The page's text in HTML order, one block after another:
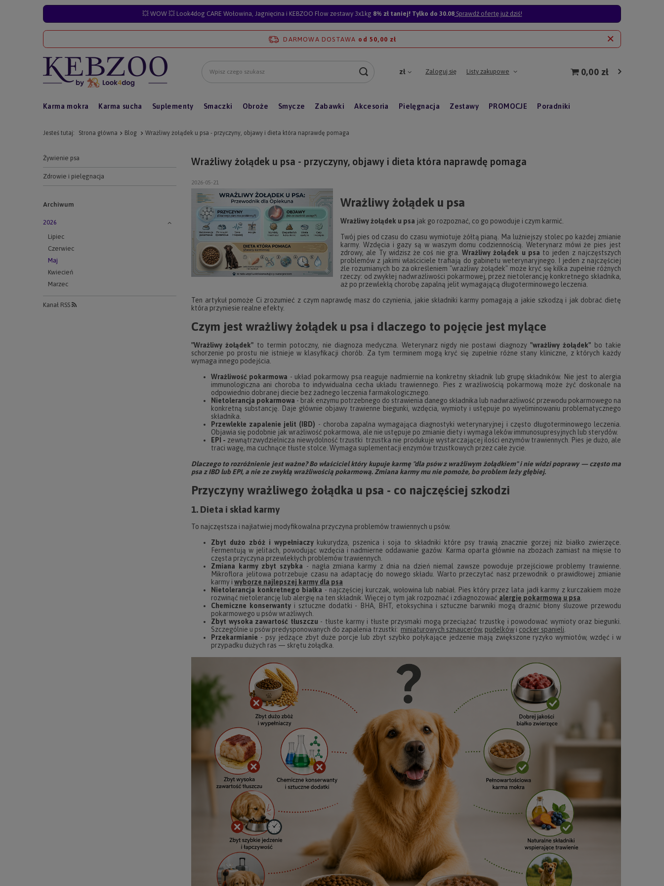
💥 WOW 💥 Look4dog CARE Wołowina, Jagnięcina i KEBZOO Flow zestawy 3x1kg 8% zł taniej! Tylko do 30.08Sprawdź ofertę już dziś!
DARMOWA DOSTAWA od 50,00 zł
zł Zaloguj się Listy zakupowe 0,00 zł
Karma mokra Karma sucha Suplementy Smaczki Obroże Smycze Zabawki Akcesoria Pielęgnacja Zestawy PROMOCJE Poradniki
Jesteś tutaj: Strona główna Blog Wrażliwy żołądek u psa - przyczyny, objawy i dieta która naprawdę pomaga
Żywienie psa
Zdrowie i pielęgnacja
Archiwum
2026
Lipiec
Czerwiec
Maj
Kwiecień
Marzec
Kanał RSS
Wrażliwy żołądek u psa - przyczyny, objawy i dieta która naprawdę pomaga
2026-05-21
Wrażliwy żołądek u psa
Wrażliwy żołądek u psa jak go rozpoznać, co go powoduje i czym karmić.
Twój pies od czasu do czasu wymiotuje żółtą pianą. Ma luźniejszy stolec po każdej zmianie
karmy. Wzdęcia i gazy są w waszym domu codziennością. Weterynarz mówi że pies jest
zdrowy, ale Ty widzisz że coś nie gra. Wrażliwy żołądek u psa to jeden z najczęstszych
problemów z jakimi właściciele trafiają do gabinetu weterynaryjnego. I jeden z najczęściej
źle rozumianych bo za określeniem "wrażliwy żołądek" może kryć się kilka zupełnie różnych
rzeczy: od zwykłej nadwrażliwości pokarmowej, przez nietolerancję konkretnego składnika,
aż po przewlekłą chorobę zapalną jelit wymagającą długoterminowego leczenia.
Ten artykuł pomoże Ci zrozumieć z czym naprawdę masz do czynienia, jakie składniki karmy pomagają a jakie szkodzą i jak dobrać dietę
która przyniesie realne efekty.
Czym jest wrażliwy żołądek u psa i dlaczego to pojęcie jest mylące
"Wrażliwy żołądek" to termin potoczny, nie diagnoza medyczna. Weterynarz nigdy nie postawi diagnozy"wrażliwy żołądek" bo takie
schorzenie po prostu nie istnieje w klasyfikacji chorób. Za tym terminem mogą kryć się zupełnie różne stany kliniczne, z których każdy
wymaga innego podejścia.
Wrażliwość pokarmowa - układ pokarmowy psa reaguje nadmiernie na konkretny składnik lub grupę składników. Nie jest to alergia
immunologiczna ani choroba to indywidualna cecha układu trawiennego. Pies z wrażliwością pokarmową może żyć doskonale na
odpowiednio dobranej diecie bez żadnego leczenia farmakologicznego.
Nietolerancja pokarmowa - brak enzymu potrzebnego do strawienia danego składnika lub nadwrażliwość przewodu pokarmowego na
konkretną substancję. Daje głównie objawy trawienne biegunki, wzdęcia, wymioty i ustępuje po wyeliminowaniu problematycznego
składnika.
Przewlekłe zapalenie jelit (IBD) - choroba zapalna wymagająca diagnostyki weterynaryjnej i często długoterminowego leczenia.
Objawia się podobnie jak wrażliwość pokarmowa, ale nie ustępuje po zmianie diety i wymaga leków immunosupresyjnych lub sterydów.
EPI - zewnątrzwydzielnicza niewydolność trzustki trzustka nie produkuje wystarczającej ilości enzymów trawiennych. Pies je dużo, ale
traci wagę, ma cuchnące tłuste stolce. Wymaga suplementacji enzymów trzustkowych przez całe życie.
Dlaczego to rozróżnienie jest ważne? Bo właściciel który kupuje karmę "dla psów z wrażliwym żołądkiem" i nie widzi poprawy — często ma
psa z IBD lub EPI, a nie ze zwykłą wrażliwością pokarmową. Zmiana karmy mu nie pomoże, bo problem leży głębiej.
Przyczyny wrażliwego żołądka u psa - co najczęściej szkodzi
1. Dieta i skład karmy
To najczęstsza i najłatwiej modyfikowalna przyczyna problemów trawiennych u psów.
Zbyt dużo zbóż i wypełniaczykukurydza, pszenica i soja to składniki które psy trawią znacznie gorzej niż białko zwierzęce.
Fermentują w jelitach, powodując wzdęcia i nadmierne oddawanie gazów. Karma oparta głównie na zbożach zamiast na mięsie to
częsta przyczyna przewlekłych problemów trawiennych.
Zmiana karmy zbyt szybka - nagła zmiana karmy z dnia na dzień niemal zawsze powoduje przejściowe problemy trawienne.
Mikroflora jelitowa potrzebuje czasu na adaptację do nowego składu. Warto przeczytać nasz przewodnik o prawidłowej zmianie
karmy i wyborze najlepszej karmy dla psa
Nietolerancja konkretnego białka - najczęściej kurczak, wołowina lub nabiał. Pies który przez lata jadł karmy z kurczakiem może
rozwinąć nietolerancję lub alergię na ten składnik. Więcej o tym jak rozpoznać i zdiagnozować alergię pokarmową u psa
Chemiczne konserwantyi sztuczne dodatki - BHA, BHT, etoksychina i sztuczne barwniki mogą drażnić błony śluzowe przewodu
pokarmowego u psów wrażliwych.
Zbyt wysoka zawartość tłuszczu - tłuste karmy i tłuste przysmaki mogą przeciążać trzustkę i powodować wymioty oraz biegunki.
Szczególnie u psów predysponowanych do zapalenia trzustki: miniaturowych sznaucerów, pudelków i cocker spanieli
Przekarmianie - psy jedzące zbyt duże porcje lub zbyt szybko połykające jedzenie mają zwiększone ryzyko wymiotów, wzdęć i w
przypadku dużych ras — skrętu żołądka.